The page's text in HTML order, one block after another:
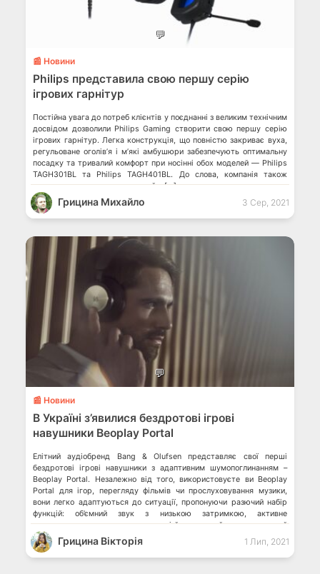
💬
📰 Новини
Philips представила свою першу серію
ігрових гарнітур
Постійна увага до потреб клієнтів у поєднанні з великим технічним
досвідом дозволили Philips Gaming створити свою першу серію
ігрових гарнітур. Легка конструкція, що повністю закриває вуха,
регульоване оголів’я і м’які амбушюри забезпечують оптимальну
посадку та тривалий комфорт при носінні обох моделей — Philips
TAGH301BL та Philips TAGH401BL. До слова, компанія також
нещодавно представила перший у […]
Грицина Михайло 3 Сер, 2021
💬
📰 Новини
В Україні з’явилися бездротові ігрові
навушники Beoplay Portal
Елітний аудіобренд Bang & Olufsen представляє свої перші
бездротові ігрові навушники з адаптивним шумопоглинанням –
Beoplay Portal. Незалежно від того, використовуєте ви Beoplay
Portal для ігор, перегляду фільмів чи прослуховування музики,
вони легко адаптуються до ситуації, пропонуючи разючий набір
функцій: об’ємний звук з низькою затримкою, активне
шумозаглушення, режим прозорості й елегантний користувацький
інтерфейс. Завдяки вишуканій […]
Грицина Вікторія 1 Лип, 2021